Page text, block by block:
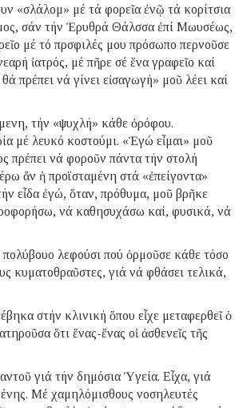
«σλάλομ» μέ τά φορεῖα ἐνῷ τά κορίτσια
σάν τήν Ἐρυθρά Θάλσσα ἐπί Μωυσέως,
μέ τό πρσφιλές μου πρόσωπο περνοῦσε
ἰατρός, μέ πῆρε σέ ἕνα γραφεῖο καί
πρέπει νά γίνει εἰσαγωγή» μοῦ λέει καί
τήν «ψυχλή» κάθε ὀρόφου.
μέ λευκό κοστούμι. «Ἐγώ εἶμαι» μοῦ
πρέπει νά φοροῦν πάντα τήν στολή
ἄν ἡ προϊσταμένη στά «ἐπείγοντα»
εἶδα ἐγώ, ὅταν, πρόθυμα, μοῦ βρῆκε
νά καθησυχάσω καί, φυσικά, νά
λεφούσι πού ὁρμοῦσε κάθε τόσο
κυματοθραῦστες, γιά νά φθάσει τελικά,
στήν κλινική ὅπου εἶχε μεταφερθεῖ ὁ
ὅτι ἕνας-ἕνας οἱ ἀσθενεῖς τῆς
γιά τήν δημόσια Ὑγεία. Εἶχα, γιά
Μέ χαμηλόμισθους νοσηλευτές